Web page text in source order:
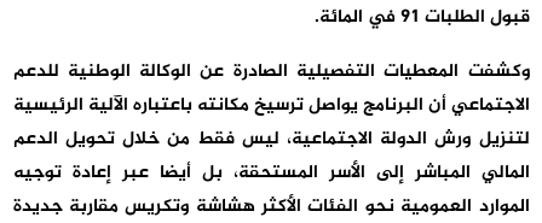
قبول الطلبات 91 في المائة.
وكشفت المعطيات التفصيلية الصادرة عن الوكالة الوطنية للدعم
الاجتماعي أن البرنامج يواصل ترسيخ مكانته باعتباره الآلية الرئيسية
لتنزيل ورش الدولة الاجتماعية، ليس فقط من خلال تحويل الدعم
المالي المباشر إلى الأسر المستحقة، بل أيضا عبر إعادة توجيه
الموارد العمومية نحو الفئات الأكثر هشاشة وتكريس مقاربة جديدة